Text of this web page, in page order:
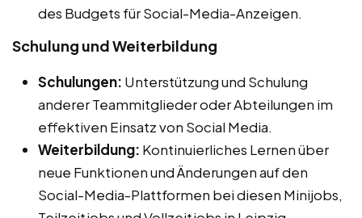
des Budgets für Social-Media-Anzeigen.
Schulung und Weiterbildung
Schulungen: Unterstützung und Schulung
anderer Teammitglieder oder Abteilungen im
effektiven Einsatz von Social Media.
Weiterbildung: Kontinuierliches Lernen über
neue Funktionen und Änderungen auf den
Social-Media-Plattformen bei diesen Minijobs,